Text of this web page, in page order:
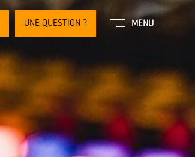
UNE QUESTION ? MENU